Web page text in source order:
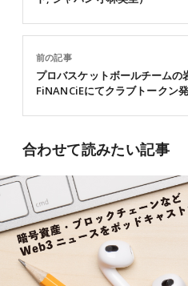
前の記事
プロバスケットボールチームの
FiNANCiEにてクラブトークン
合わせて読みたい記事